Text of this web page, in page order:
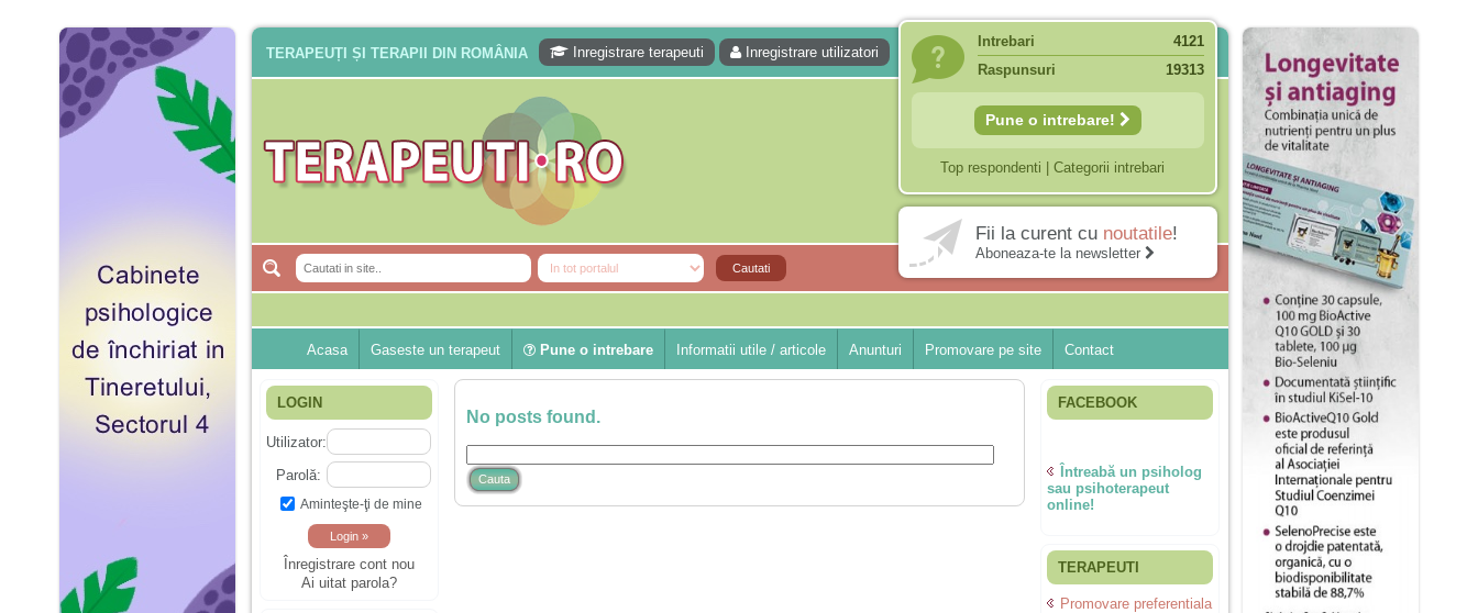
TERAPEUȚI ȘI TERAPII DIN ROMÂNIA Inregistrare terapeuti Inregistrare utilizatori
Intrebari
4121
Raspunsuri
19313
Pune o intrebare!
Top respondenti Categorii intrebari
Fii la curent cu noutatile!
Aboneaza-te la newsletter
Acasa Gaseste un terapeut Pune o intrebare Informatii utile / articole Anunturi Promovare pe site Contact
LOGIN
Utilizator:
Parolă:
Aminteşte-ţi de mine
Înregistrare cont nou
Ai uitat parola?
No posts found.
Cauta
FACEBOOK
Întreabă un psiholog
sau psihoterapeut
online!
TERAPEUTI
Promovare preferentiala